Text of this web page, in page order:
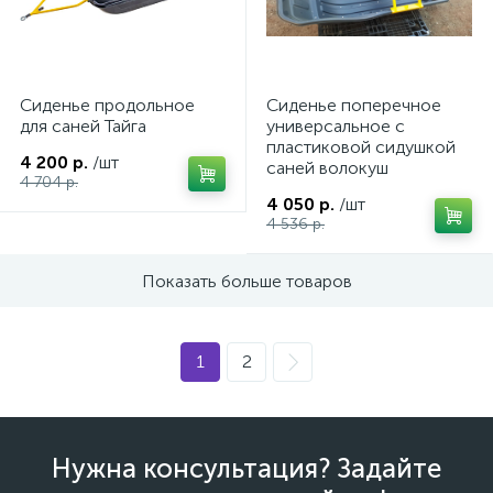
Сиденье продольное
для саней Тайга
4 200 р. /шт
4 704 р.
Сиденье поперечное
универсальное с
пластиковой сидушкой
саней волокуш
4 050 р. /шт
4 536 р.
Показать больше товаров
1 2
Нужна консультация? Задайте